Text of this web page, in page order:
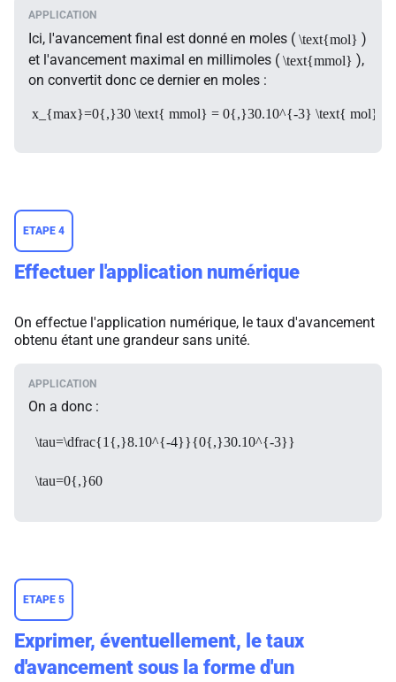
Ici, l'avancement final est donné en moles ( \text{mol} )
et l'avancement maximal en millimoles ( \text{mmol} ),
on convertit donc ce dernier en moles :
x_{max}=0{,}30 \text{ mmol} = 0{,}30.10^{-3} \text{ mol}
ETAPE 4
Effectuer l'application numérique
On effectue l'application numérique, le taux d'avancement
obtenu étant une grandeur sans unité.
On a donc :
\tau=\dfrac{1{,}8.10^{-4}}{0{,}30.10^{-3}}
\tau=0{,}60
ETAPE 5
Exprimer, éventuellement, le taux
d'avancement sous la forme d'un